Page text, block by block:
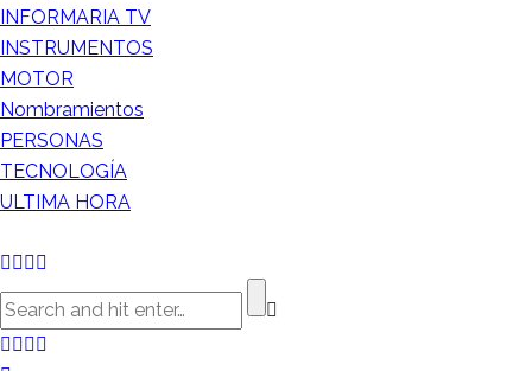
INFORMARIA TV
INSTRUMENTOS
MOTOR
Nombramientos
PERSONAS
TECNOLOGÍA
ULTIMA HORA